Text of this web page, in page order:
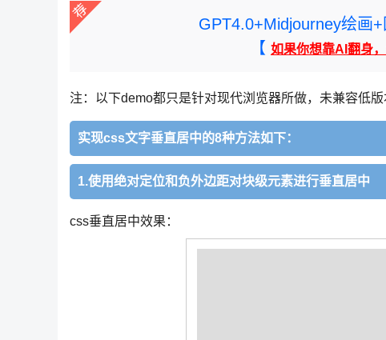
GPT4.0+Midjourney绘画
【 如果你想靠AI翻身
注：以下demo都只是针对现代浏览器所做，未兼容低版
实现css文字垂直居中的8种方法如下：
1.使用绝对定位和负外边距对块级元素进行垂直居中
css垂直居中效果：